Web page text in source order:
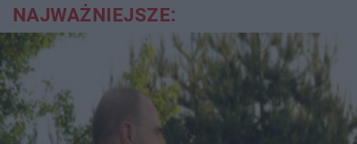
NAJWAŻNIEJSZE: